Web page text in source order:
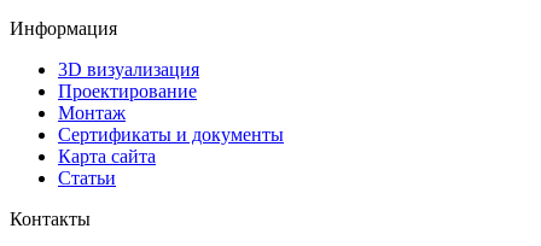
Информация
3D визуализация
Проектирование
Монтаж
Сертификаты и документы
Карта сайта
Статьи
Контакты